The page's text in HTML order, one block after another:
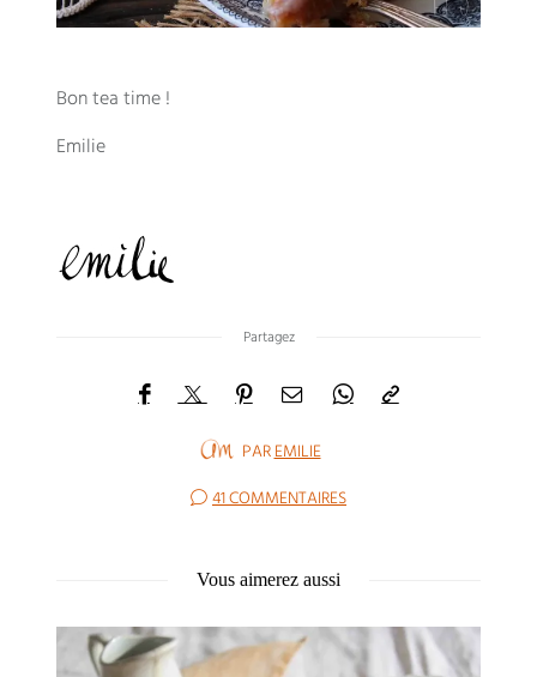
Bon tea time !
Emilie
Partagez
PAREMILIE
41 COMMENTAIRES
Vous aimerez aussi